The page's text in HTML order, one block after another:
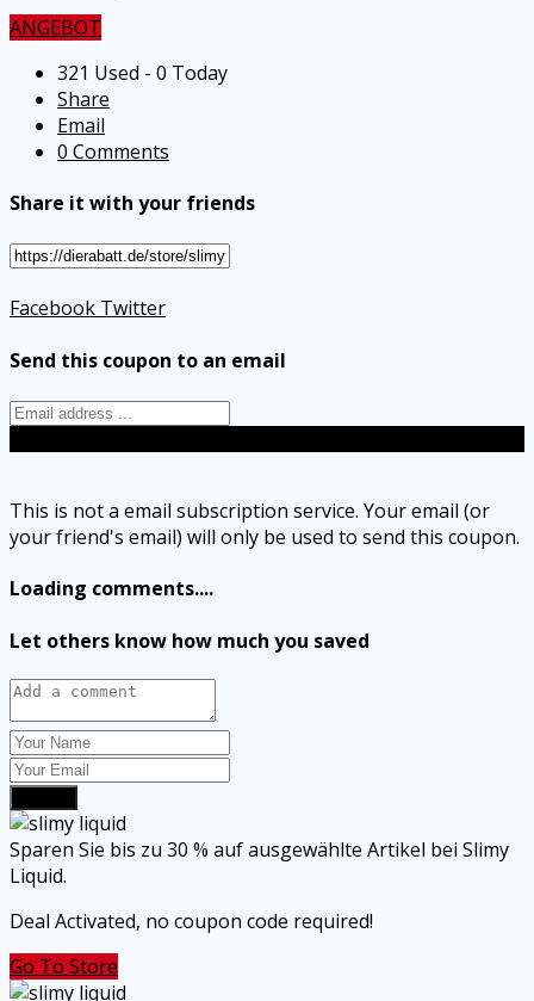
ANGEBOT
321 Used - 0 Today
Share
Email
0 Comments
Share it with your friends
Facebook Twitter
Send this coupon to an email
This is not a email subscription service. Your email (or
your friend's email) will only be used to send this coupon.
Loading comments....
Let others know how much you saved
Sparen Sie bis zu 30 % auf ausgewählte Artikel bei Slimy
Liquid.
Deal Activated, no coupon code required!
Go To Store